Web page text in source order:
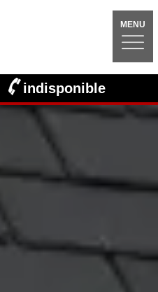
MENU
indisponible